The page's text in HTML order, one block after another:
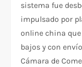
sistema fue
impulsado por
online china
bajos y con
Cámara de